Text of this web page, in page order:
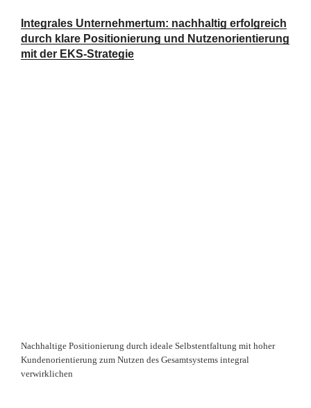
Integrales Unternehmertum: nachhaltig erfolgreich
durch klare Positionierung und Nutzenorientierung
mit der EKS-Strategie
Nachhaltige Positionierung durch ideale Selbstentfaltung mit hoher
Kundenorientierung zum Nutzen des Gesamtsystems integral
verwirklichen